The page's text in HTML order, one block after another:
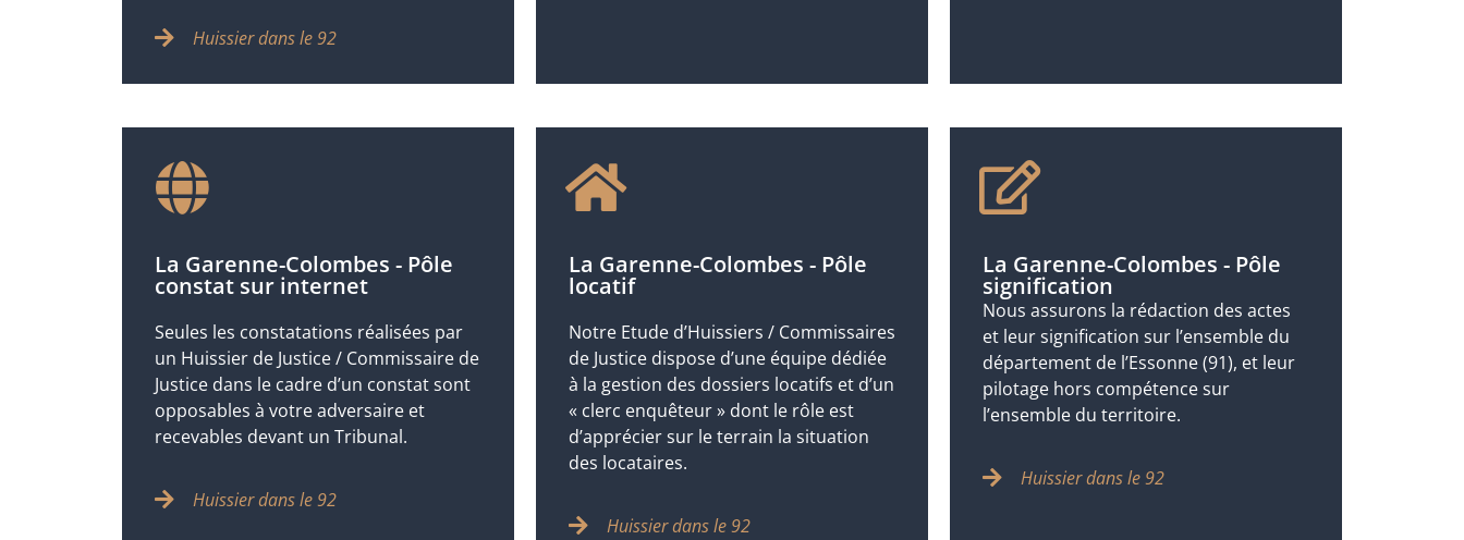
Huissier dans le 92
La Garenne-Colombes - Pôle
constat sur internet
Seules les constatations réalisées par
un Huissier de Justice / Commissaire de
Justice dans le cadre d’un constat sont
opposables à votre adversaire et
recevables devant un Tribunal.
Huissier dans le 92
La Garenne-Colombes - Pôle
locatif
Notre Etude d’Huissiers / Commissaires
de Justice dispose d’une équipe dédiée
à la gestion des dossiers locatifs et d’un
« clerc enquêteur » dont le rôle est
d’apprécier sur le terrain la situation
des locataires.
Huissier dans le 92
La Garenne-Colombes - Pôle
signification
Nous assurons la rédaction des actes
et leur signification sur l’ensemble du
département de l’Essonne (91), et leur
pilotage hors compétence sur
l’ensemble du territoire.
Huissier dans le 92